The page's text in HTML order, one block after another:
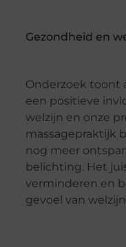
Gezondheid en
Onderzoek toont
een positieve
welzijn en onze
massagepraktijk
nog meer
belichting. Het
verminderen en
gevoel van